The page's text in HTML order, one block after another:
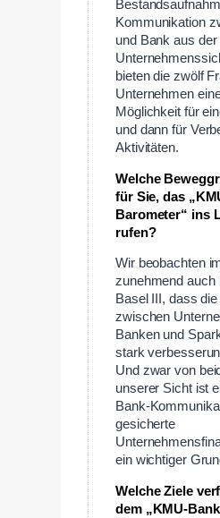
Kommunikation
und Bank aus der
bieten die zwölf
Unternehmen
Möglichkeit für
und dann für
Aktivitäten.
Welche
für Sie, das
Barometer“ ins
rufen?
Wir beobachten
zunehmend auch
Basel III, dass
zwischen
Banken und
stark
Und zwar von
unserer Sicht ist
Bank-
gesicherte
ein wichtiger
Welche Ziele
dem „KMU-